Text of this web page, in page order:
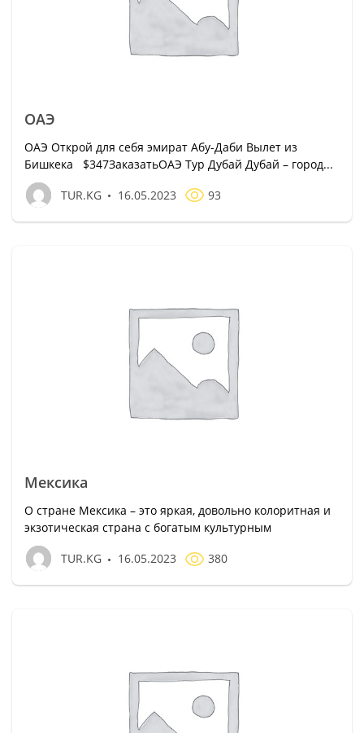
ОАЭ
ОАЭ Открой для себя эмират Абу-Даби Вылет из
Бишкека $347ЗаказатьОАЭ Тур Дубай Дубай – город...
TUR.KG
16.05.2023 93
Мексика
О стране Мексика – это яркая, довольно колоритная и
экзотическая страна с богатым культурным
TUR.KG
16.05.2023 380